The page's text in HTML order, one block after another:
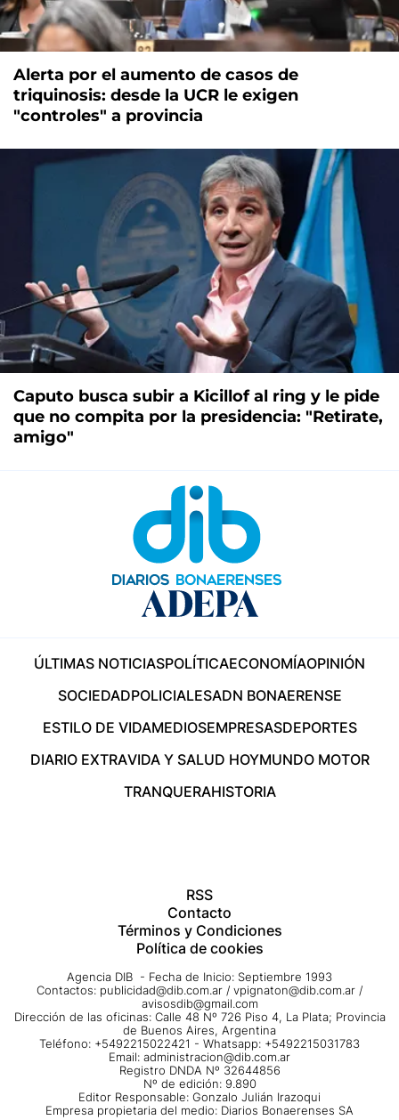
Alerta por el aumento de casos de
triquinosis: desde la UCR le exigen
"controles" a provincia
Caputo busca subir a Kicillof al ring y le pide
que no compita por la presidencia: "Retirate,
amigo"
ÚLTIMAS NOTICIASPOLÍTICAECONOMÍAOPINIÓN
SOCIEDADPOLICIALESADN BONAERENSE
ESTILO DE VIDAMEDIOSEMPRESASDEPORTES
DIARIO EXTRAVIDA Y SALUD HOYMUNDO MOTOR
TRANQUERAHISTORIA
RSS
Contacto
Términos y Condiciones
Política de cookies
Agencia DIB - Fecha de Inicio: Septiembre 1993
Contactos: publicidad@dib.com.ar / vpignaton@dib.com.ar /
avisosdib@gmail.com
Dirección de las oficinas: Calle 48 Nº 726 Piso 4, La Plata; Provincia
de Buenos Aires, Argentina
Teléfono: +5492215022421 - Whatsapp: +5492215031783
Email: administracion@dib.com.ar
Registro DNDA Nº 32644856
Nº de edición: 9.890
Editor Responsable: Gonzalo Julián Irazoqui
Empresa propietaria del medio: Diarios Bonaerenses SA